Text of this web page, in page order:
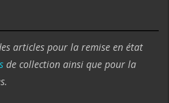
articles pour la remise en état
de collection ainsi que pour la